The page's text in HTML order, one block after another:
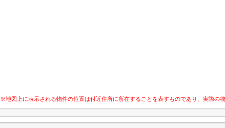
※地図上に表示される物件の位置は付近住所に所在することを表すものであり、実際の